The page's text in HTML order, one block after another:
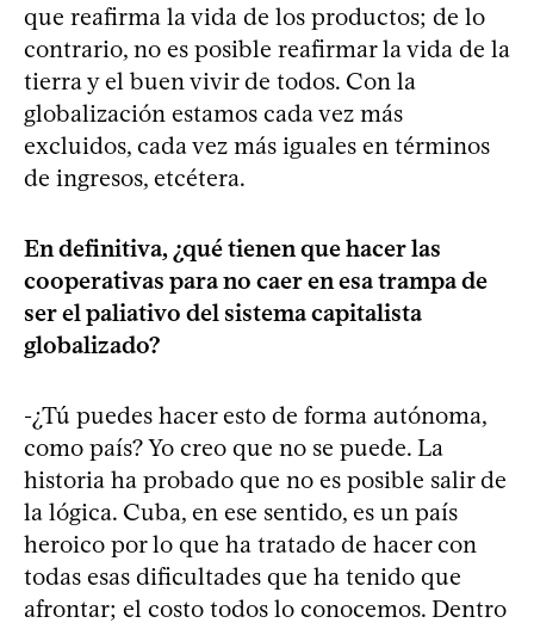
que reafirma la vida de los productos; de lo
contrario, no es posible reafirmar la vida de la
tierra y el buen vivir de todos. Con la
globalización estamos cada vez más
excluidos, cada vez más iguales en términos
de ingresos, etcétera.
En definitiva, ¿qué tienen que hacer las
cooperativas para no caer en esa trampa de
ser el paliativo del sistema capitalista
globalizado?
-¿Tú puedes hacer esto de forma autónoma,
como país? Yo creo que no se puede. La
historia ha probado que no es posible salir de
la lógica. Cuba, en ese sentido, es un país
heroico por lo que ha tratado de hacer con
todas esas dificultades que ha tenido que
afrontar; el costo todos lo conocemos. Dentro